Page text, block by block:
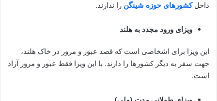
داخلکشورهای حوزه شینگن را ندارند.
ویزای ورود مجدد به هلند
این ویزا برای اشخاصی است که قصد عبور و مرور در خاک هلند،
جهت سفر به دیگر کشورها را دارند. با این ویزا فقط عبور و مرور آزاد
است.